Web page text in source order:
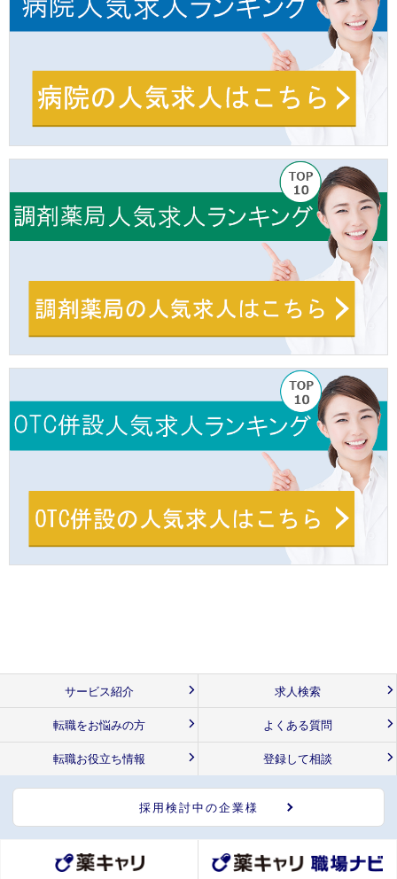
サービス紹介 求人検索
転職をお悩みの方 よくある質問
転職お役立ち情報 登録して相談
採用検討中の企業様